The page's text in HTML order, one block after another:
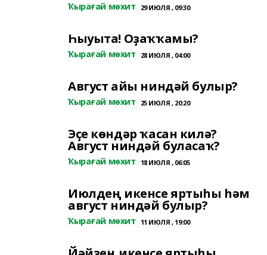
Ҡырағай мөхит 29 ИЮЛЯ , 09:30
Һыуыта! Оҙаҡҡамы?
Ҡырағай мөхит 28 ИЮЛЯ , 04:00
Август айы ниндәй булыр?
Ҡырағай мөхит 25 ИЮЛЯ , 20:20
Эҫе көндәр ҡасан килә?
Август ниндәй буласаҡ?
Ҡырағай мөхит 18 ИЮЛЯ , 06:05
Июлдең икенсе яртыһы һәм
август ниндәй булыр?
Ҡырағай мөхит 11 ИЮЛЯ , 19:00